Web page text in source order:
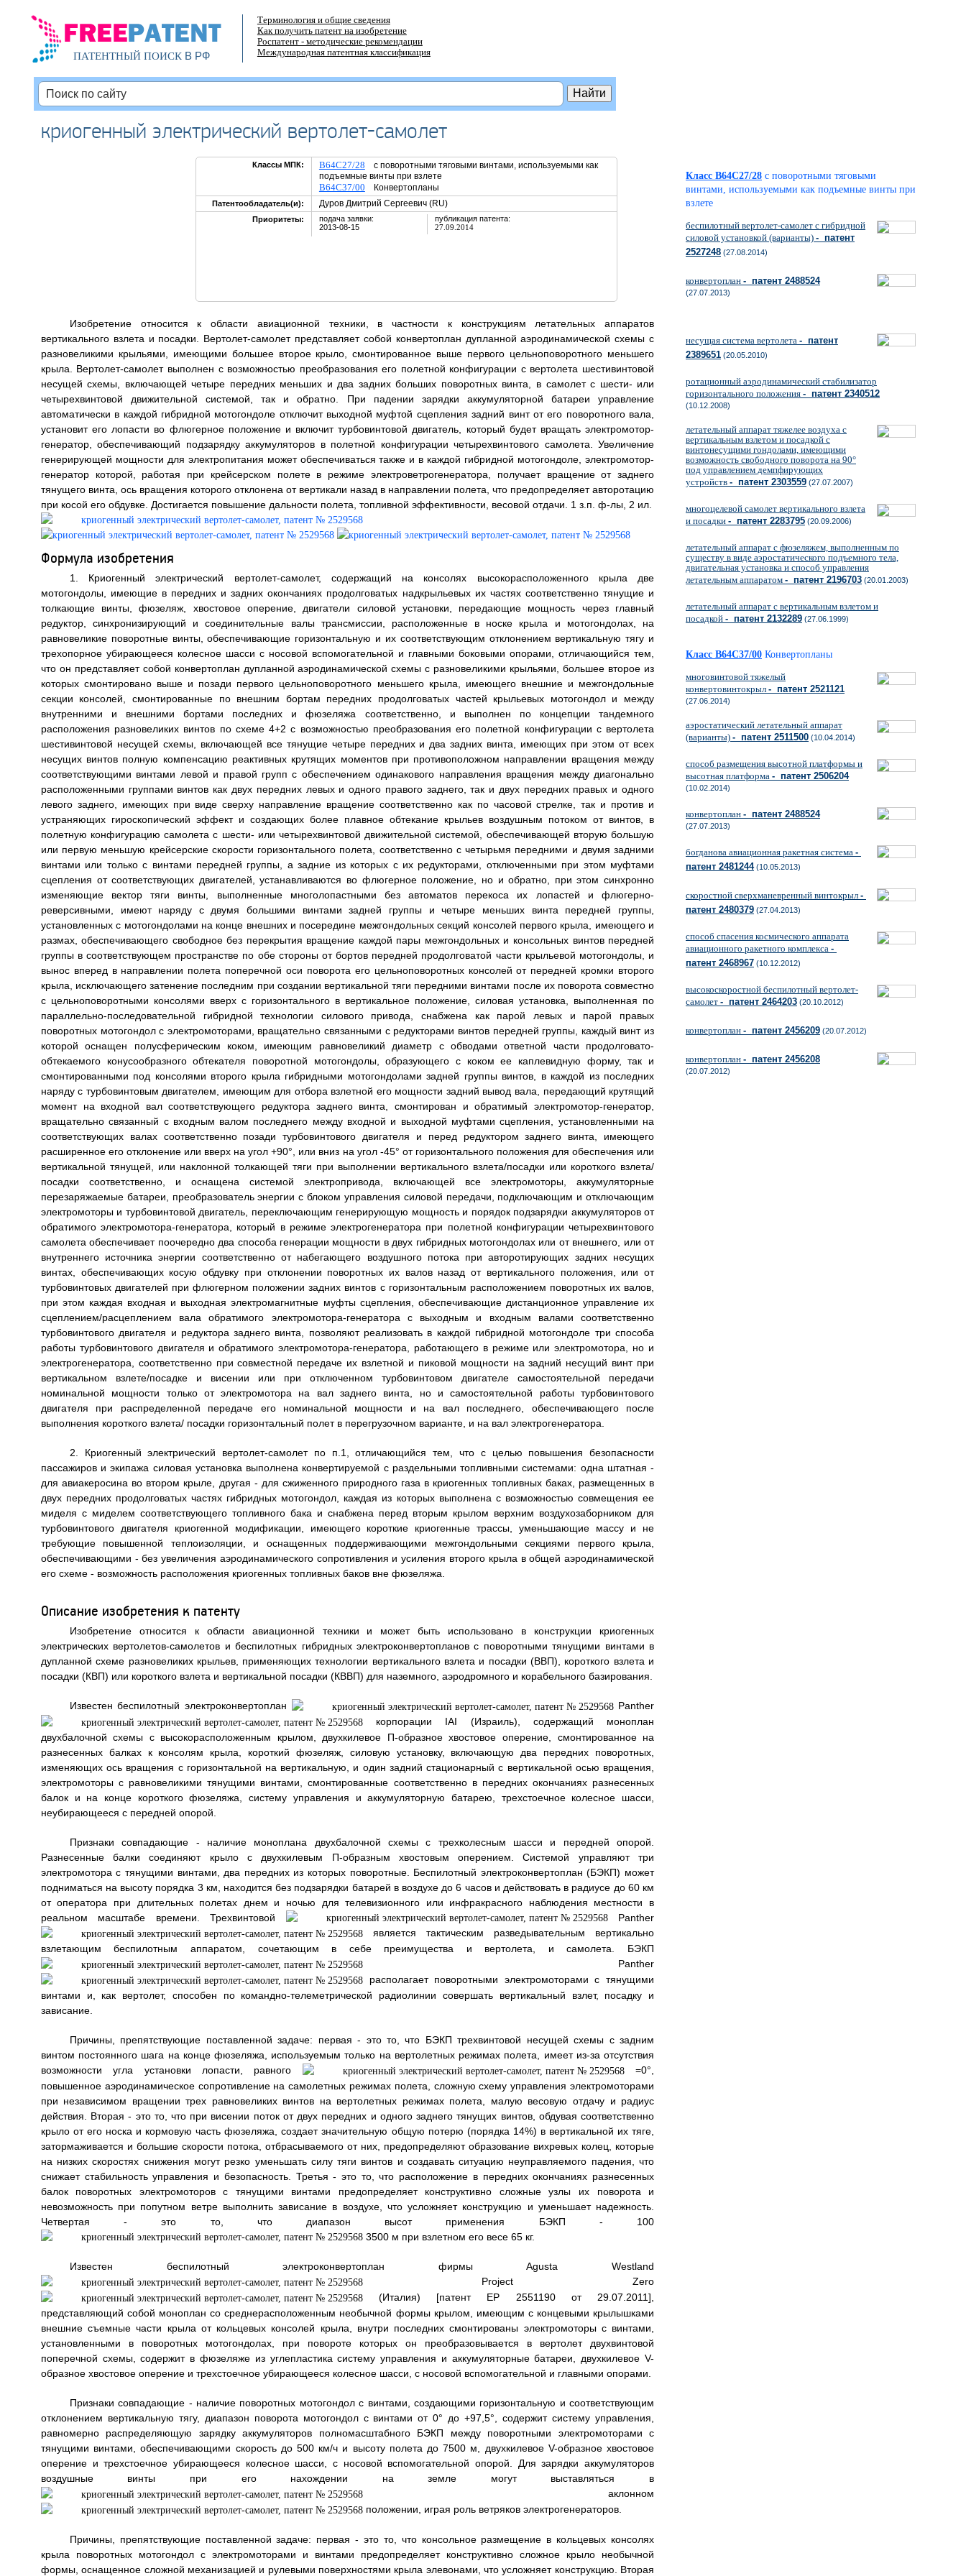
ПАТЕНТНЫЙ ПОИСКВ РФ
Терминология и общие сведения
Как получить патент на изобретение
Роспатент - методические рекомендации
Международная патентная классификация
криогенный электрический вертолет-самолет
Классы МПК: B64C27/28 с поворотными тяговыми винтами, используемыми как
подъемные винты при взлете
B64C37/00 Конвертопланы
Патентообладатель(и): Дуров Дмитрий Сергеевич (RU)
Приоритеты:
подача заявки:
2013-08-15
публикация патента:
27.09.2014
Изобретение относится к области авиационной техники, в частности к конструкциям летательных аппаратов
вертикального взлета и посадки. Вертолет-самолет представляет собой конвертоплан дупланной аэродинамической схемы с
разновеликими крыльями, имеющими большее второе крыло, смонтированное выше первого цельноповоротного меньшего
крыла. Вертолет-самолет выполнен с возможностью преобразования его полетной конфигурации с вертолета шестивинтовой
несущей схемы, включающей четыре передних меньших и два задних больших поворотных винта, в самолет с шести- или
четырехвинтовой движительной системой, так и обратно. При падении зарядки аккумуляторной батареи управление
автоматически в каждой гибридной мотогондоле отключит выходной муфтой сцепления задний винт от его поворотного вала,
установит его лопасти во флюгерное положение и включит турбовинтовой двигатель, который будет вращать электромотор-
генератор, обеспечивающий подзарядку аккумуляторов в полетной конфигурации четырехвинтового самолета. Увеличение
генерирующей мощности для электропитания может обеспечиваться также и в каждой гибридной мотогондоле, электромотор-
генератор которой, работая при крейсерском полете в режиме электроветрогенератора, получает вращение от заднего
тянущего винта, ось вращения которого отклонена от вертикали назад в направлении полета, что предопределяет авторотацию
при косой его обдувке. Достигается повышение дальности полета, топливной эффективности, весовой отдачи. 1 з.п. ф-лы, 2 ил.
Формула изобретения
1. Криогенный электрический вертолет-самолет, содержащий на консолях высокорасположенного крыла две
мотогондолы, имеющие в передних и задних окончаниях продолговатых надкрыльевых их частях соответственно тянущие и
толкающие винты, фюзеляж, хвостовое оперение, двигатели силовой установки, передающие мощность через главный
редуктор, синхронизирующий и соединительные валы трансмиссии, расположенные в носке крыла и мотогондолах, на
равновеликие поворотные винты, обеспечивающие горизонтальную и их соответствующим отклонением вертикальную тягу и
трехопорное убирающееся колесное шасси с носовой вспомогательной и главными боковыми опорами, отличающийся тем,
что он представляет собой конвертоплан дупланной аэродинамической схемы с разновеликими крыльями, большее второе из
которых смонтировано выше и позади первого цельноповоротного меньшего крыла, имеющего внешние и межгондольные
секции консолей, смонтированные по внешним бортам передних продолговатых частей крыльевых мотогондол и между
внутренними и внешними бортами последних и фюзеляжа соответственно, и выполнен по концепции тандемного
расположения разновеликих винтов по схеме 4+2 с возможностью преобразования его полетной конфигурации с вертолета
шестивинтовой несущей схемы, включающей все тянущие четыре передних и два задних винта, имеющих при этом от всех
несущих винтов полную компенсацию реактивных крутящих моментов при противоположном направлении вращения между
соответствующими винтами левой и правой групп с обеспечением одинакового направления вращения между диагонально
расположенными группами винтов как двух передних левых и одного правого заднего, так и двух передних правых и одного
левого заднего, имеющих при виде сверху направление вращение соответственно как по часовой стрелке, так и против и
устраняющих гироскопический эффект и создающих более плавное обтекание крыльев воздушным потоком от винтов, в
полетную конфигурацию самолета с шести- или четырехвинтовой движительной системой, обеспечивающей вторую большую
или первую меньшую крейсерские скорости горизонтального полета, соответственно с четырьмя передними и двумя задними
винтами или только с винтами передней группы, а задние из которых с их редукторами, отключенными при этом муфтами
сцепления от соответствующих двигателей, устанавливаются во флюгерное положение, но и обратно, при этом синхронно
изменяющие вектор тяги винты, выполненные многолопастными без автоматов перекоса их лопастей и флюгерно-
реверсивными, имеют наряду с двумя большими винтами задней группы и четыре меньших винта передней группы,
установленных с мотогондолами на конце внешних и посередине межгондольных секций консолей первого крыла, имеющего и
размах, обеспечивающего свободное без перекрытия вращение каждой пары межгондольных и консольных винтов передней
группы в соответствующем пространстве по обе стороны от бортов передней продолговатой части крыльевой мотогондолы, и
вынос вперед в направлении полета поперечной оси поворота его цельноповоротных консолей от передней кромки второго
крыла, исключающего затенение последним при создании вертикальной тяги передними винтами после их поворота совместно
с цельноповоротными консолями вверх с горизонтального в вертикальное положение, силовая установка, выполненная по
параллельно-последовательной гибридной технологии силового привода, снабжена как парой левых и парой правых
поворотных мотогондол с электромоторами, вращательно связанными с редукторами винтов передней группы, каждый винт из
которой оснащен полусферическим коком, имеющим равновеликий диаметр с обводами ответной части продолговато-
обтекаемого конусообразного обтекателя поворотной мотогондолы, образующего с коком ее каплевидную форму, так и
смонтированными под консолями второго крыла гибридными мотогондолами задней группы винтов, в каждой из последних
наряду с турбовинтовым двигателем, имеющим для отбора взлетной его мощности задний вывод вала, передающий крутящий
момент на входной вал соответствующего редуктора заднего винта, смонтирован и обратимый электромотор-генератор,
вращательно связанный с входным валом последнего между входной и выходной муфтами сцепления, установленными на
соответствующих валах соответственно позади турбовинтового двигателя и перед редуктором заднего винта, имеющего
расширенное его отклонение или вверх на угол +90°, или вниз на угол -45° от горизонтального положения для обеспечения или
вертикальной тянущей, или наклонной толкающей тяги при выполнении вертикального взлета/посадки или короткого взлета/
посадки соответственно, и оснащена системой электропривода, включающей все электромоторы, аккумуляторные
перезаряжаемые батареи, преобразователь энергии с блоком управления силовой передачи, подключающим и отключающим
электромоторы и турбовинтовой двигатель, переключающим генерирующую мощность и порядок подзарядки аккумуляторов от
обратимого электромотора-генератора, который в режиме электрогенератора при полетной конфигурации четырехвинтового
самолета обеспечивает поочередно два способа генерации мощности в двух гибридных мотогондолах или от внешнего, или от
внутреннего источника энергии соответственно от набегающего воздушного потока при авторотирующих задних несущих
винтах, обеспечивающих косую обдувку при отклонении поворотных их валов назад от вертикального положения, или от
турбовинтовых двигателей при флюгерном положении задних винтов с горизонтальным расположением поворотных их валов,
при этом каждая входная и выходная электромагнитные муфты сцепления, обеспечивающие дистанционное управление их
сцеплением/расцеплением вала обратимого электромотора-генератора с выходным и входным валами соответственно
турбовинтового двигателя и редуктора заднего винта, позволяют реализовать в каждой гибридной мотогондоле три способа
работы турбовинтового двигателя и обратимого электромотора-генератора, работающего в режиме или электромотора, но и
электрогенератора, соответственно при совместной передаче их взлетной и пиковой мощности на задний несущий винт при
вертикальном взлете/посадке и висении или при отключенном турбовинтовом двигателе самостоятельной передачи
номинальной мощности только от электромотора на вал заднего винта, но и самостоятельной работы турбовинтового
двигателя при распределенной передаче его номинальной мощности и на вал последнего, обеспечивающего после
выполнения короткого взлета/ посадки горизонтальный полет в перегрузочном варианте, и на вал электрогенератора.
2. Криогенный электрический вертолет-самолет по п.1, отличающийся тем, что с целью повышения безопасности
пассажиров и экипажа силовая установка выполнена конвертируемой с раздельными топливными системами: одна штатная -
для авиакеросина во втором крыле, другая - для сжиженного природного газа в криогенных топливных баках, размещенных в
двух передних продолговатых частях гибридных мотогондол, каждая из которых выполнена с возможностью совмещения ее
миделя с миделем соответствующего топливного бака и снабжена перед вторым крылом верхним воздухозаборником для
турбовинтового двигателя криогенной модификации, имеющего короткие криогенные трассы, уменьшающие массу и не
требующие повышенной теплоизоляции, и оснащенных поддерживающими межгондольными секциями первого крыла,
обеспечивающими - без увеличения аэродинамического сопротивления и усиления второго крыла в общей аэродинамической
его схеме - возможность расположения криогенных топливных баков вне фюзеляжа.
Описание изобретения к патенту
Изобретение относится к области авиационной техники и может быть использовано в конструкции криогенных
электрических вертолетов-самолетов и беспилотных гибридных электроконвертопланов с поворотными тянущими винтами в
дупланной схеме разновеликих крыльев, применяющих технологии вертикального взлета и посадки (ВВП), короткого взлета и
посадки (КВП) или короткого взлета и вертикальной посадки (КВВП) для наземного, аэродромного и корабельного базирования.
Известен беспилотный электроконвертоплан
Panther
корпорации IAI (Израиль), содержащий моноплан
двухбалочной схемы с высокорасположенным крылом, двухкилевое П-образное хвостовое оперение, смонтированное на
разнесенных балках к консолям крыла, короткий фюзеляж, силовую установку, включающую два передних поворотных,
изменяющих ось вращения с горизонтальной на вертикальную, и один задний стационарный с вертикальной осью вращения,
электромоторы с равновеликими тянущими винтами, смонтированные соответственно в передних окончаниях разнесенных
балок и на конце короткого фюзеляжа, систему управления и аккумуляторную батарею, трехстоечное колесное шасси,
неубирающееся с передней опорой.
Признаки совпадающие - наличие моноплана двухбалочной схемы с трехколесным шасси и передней опорой.
Разнесенные балки соединяют крыло с двухкилевым П-образным хвостовым оперением. Системой управляют три
электромотора с тянущими винтами, два передних из которых поворотные. Беспилотный электроконвертоплан (БЭКП) может
подниматься на высоту порядка 3 км, находится без подзарядки батарей в воздухе до 6 часов и действовать в радиусе до 60 км
от оператора при длительных полетах днем и ночью для телевизионного или инфракрасного наблюдения местности в
реальном масштабе времени. Трехвинтовой
Panther
является тактическим разведывательным вертикально
взлетающим беспилотным аппаратом, сочетающим в себе преимущества и вертолета, и самолета. БЭКП
Panther
располагает поворотными электромоторами с тянущими
винтами и, как вертолет, способен по командно-телеметрической радиолинии совершать вертикальный взлет, посадку и
зависание.
Причины, препятствующие поставленной задаче: первая - это то, что БЭКП трехвинтовой несущей схемы с задним
винтом постоянного шага на конце фюзеляжа, используемым только на вертолетных режимах полета, имеет из-за отсутствия
возможности угла установки лопасти, равного
=0°,
повышенное аэродинамическое сопротивление на самолетных режимах полета, сложную схему управления электромоторами
при независимом вращении трех равновеликих винтов на вертолетных режимах полета, малую весовую отдачу и радиус
действия. Вторая - это то, что при висении поток от двух передних и одного заднего тянущих винтов, обдувая соответственно
крыло от его носка и кормовую часть фюзеляжа, создает значительную общую потерю (порядка 14%) в вертикальной их тяге,
затормаживается и большие скорости потока, отбрасываемого от них, предопределяют образование вихревых колец, которые
на низких скоростях снижения могут резко уменьшать силу тяги винтов и создавать ситуацию неуправляемого падения, что
снижает стабильность управления и безопасность. Третья - это то, что расположение в передних окончаниях разнесенных
балок поворотных электромоторов с тянущими винтами предопределяет конструктивно сложные узлы их поворота и
невозможность при попутном ветре выполнить зависание в воздухе, что усложняет конструкцию и уменьшает надежность.
Четвертая - это то, что диапазон высот применения БЭКП - 100
3500 м при взлетном его весе 65 кг.
Известен беспилотный электроконвертоплан фирмы Agusta Westland
Project Zero
(Италия) [патент EP 2551190 от 29.07.2011],
представляющий собой моноплан со среднерасположенным необычной формы крылом, имеющим с концевыми крылышками
внешние съемные части крыла от кольцевых консолей крыла, внутри последних смонтированы электромоторы с винтами,
установленными в поворотных мотогондолах, при повороте которых он преобразовывается в вертолет двухвинтовой
поперечной схемы, содержит в фюзеляже из углепластика систему управления и аккумуляторные батареи, двухкилевое V-
образное хвостовое оперение и трехстоечное убирающееся колесное шасси, с носовой вспомогательной и главными опорами.
Признаки совпадающие - наличие поворотных мотогондол с винтами, создающими горизонтальную и соответствующим
отклонением вертикальную тягу, диапазон поворота мотогондол с винтами от 0° до +97,5°, содержит систему управления,
равномерно распределяющую зарядку аккумуляторов полномасштабного БЭКП между поворотными электромоторами с
тянущими винтами, обеспечивающими скорость до 500 км/ч и высоту полета до 7500 м, двухкилевое V-образное хвостовое
оперение и трехстоечное убирающееся колесное шасси, с носовой вспомогательной опорой. Для зарядки аккумуляторов
воздушные винты при его нахождении на земле могут выставляться в
аклонном
положении, играя роль ветряков электрогенераторов.
Причины, препятствующие поставленной задаче: первая - это то, что консольное размещение в кольцевых консолях
крыла поворотных мотогондол с электромоторами и винтами предопределяет конструктивно сложное крыло необычной
формы, оснащенное сложной механизацией и рулевыми поверхностями крыла элевонами, что усложняет конструкцию. Вторая
Класс B64C27/28 с поворотными тяговыми
винтами, используемыми как подъемные винты при
взлете
беспилотный вертолет-самолет с гибридной
силовой установкой (варианты) - патент
2527248 (27.08.2014)
конвертоплан - патент 2488524
(27.07.2013)
несущая система вертолета - патент
2389651 (20.05.2010)
ротационный аэродинамический стабилизатор
горизонтального положения - патент 2340512
(10.12.2008)
летательный аппарат тяжелее воздуха с
вертикальным взлетом и посадкой с
винтонесущими гондолами, имеющими
возможность свободного поворота на 90°
под управлением демпфирующих
устройств - патент 2303559 (27.07.2007)
многоцелевой самолет вертикального взлета
и посадки - патент 2283795 (20.09.2006)
летательный аппарат с фюзеляжем, выполненным по
существу в виде аэростатического подъемного тела,
двигательная установка и способ управления
летательным аппаратом - патент 2196703 (20.01.2003)
летательный аппарат с вертикальным взлетом и
посадкой - патент 2132289 (27.06.1999)
Класс B64C37/00 Конвертопланы
многовинтовой тяжелый
конвертовинтокрыл - патент 2521121
(27.06.2014)
аэростатический летательный аппарат
(варианты) - патент 2511500 (10.04.2014)
способ размещения высотной платформы и
высотная платформа - патент 2506204
(10.02.2014)
конвертоплан - патент 2488524
(27.07.2013)
богданова авиационная ракетная система -
патент 2481244(10.05.2013)
скоростной сверхманевренный винтокрыл -
патент 2480379 (27.04.2013)
способ спасения космического аппарата
авиационного ракетного комплекса -
патент 2468967 (10.12.2012)
высокоскоростной беспилотный вертолет-
самолет - патент 2464203 (20.10.2012)
конвертоплан - патент 2456209 (20.07.2012)
конвертоплан - патент 2456208
(20.07.2012)